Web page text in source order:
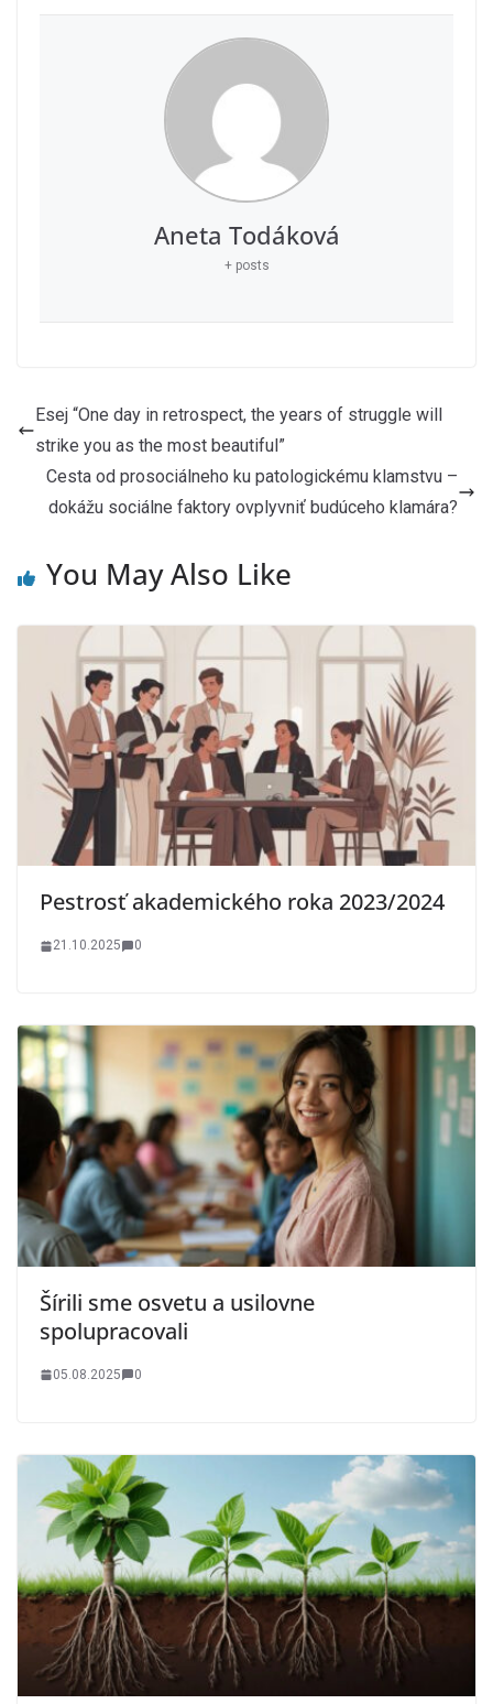
Aneta Todáková
+ posts
Esej “One day in retrospect, the years of struggle will
strike you as the most beautiful”
Cesta od prosociálneho ku patologickému klamstvu –
dokážu sociálne faktory ovplyvniť budúceho klamára?
You May Also Like
Pestrosť akademického roka 2023/2024
21.10.2025 0
Šírili sme osvetu a usilovne
spolupracovali
05.08.2025 0